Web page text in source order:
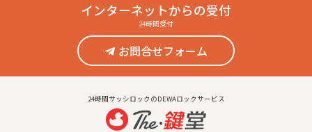
インターネットからの受付
24時間受付
お問合せフォーム
24時間サッシロックのDEWAロックサービス